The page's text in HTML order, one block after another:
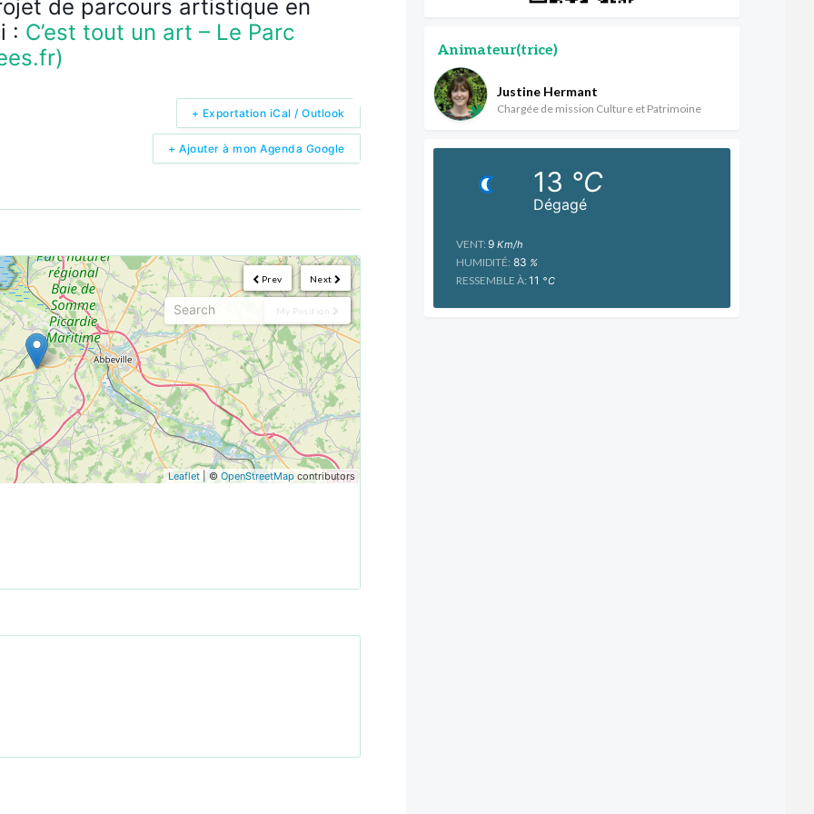
de parcours artistique en
: C’est tout un art – Le Parc
+ Ajouter à mon Agenda Google
+ Exportation iCal / Outlook
Next
Prev
My Position
Leaflet| © OpenStreetMapcontributors
Animateur(trice)
Justine Hermant
Chargée de mission Culture et Patrimoine
Dégagé
13 °C
VENT: 9Km/h
HUMIDITÉ: 83 %
RESSEMBLE À: 11 °C